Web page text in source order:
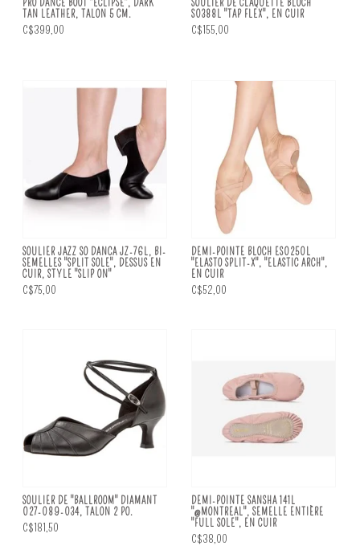
PRO DANCE BOOT "ÉCLIPSE", DARK
TAN LEATHER, TALON 5 CM.
C$399,00
SOULIER DE CLAQUETTE BLOCH
S0388L "TAP FLEX", EN CUIR
C$155,00
SOULIER JAZZ SO DANCA JZ-76L, BI-
SEMELLES "SPLIT SOLE", DESSUS EN
CUIR, STYLE "SLIP ON"
C$75,00
DEMI-POINTE BLOCH ES0250L
"ELASTO SPLIT-X", "ELASTIC ARCH",
EN CUIR
C$52,00
SOULIER DE "BALLROOM" DIAMANT
027-089-034, TALON 2 PO.
C$181,50
DEMI-POINTE SANSHA 141L
"@MONTREAL", SEMELLE ENTIÈRE
"FULL SOLE", EN CUIR
C$38,00